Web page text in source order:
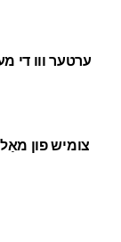
ערטער ווו די
צומיש פון